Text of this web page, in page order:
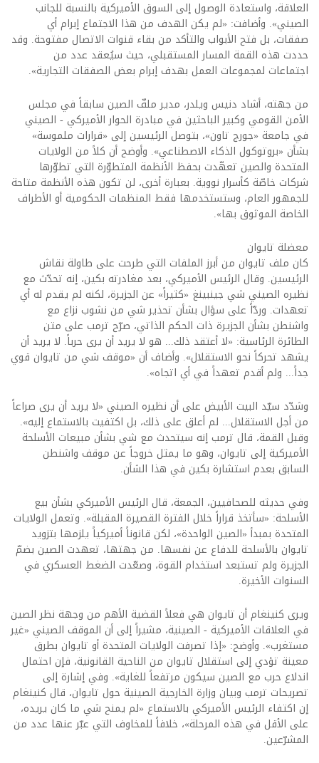
العلاقة، واستعادة الوصول إلى السوق الأميركية بالنسبة للجانب
الصيني». وأضافت: «لم يكن الهدف من هذا الاجتماع إبرام أي
صفقات، بل فتح الأبواب والتأكد من بقاء قنوات الاتصال مفتوحة. وقد
حددت هذه القمة المسار المستقبلي، حيث سيُعقد عدد من
اجتماعات لمجموعات العمل بهدف إبرام بعض الصفقات التجارية».
من جهته، أشاد دنيس ويلدر، مدير ملفّ الصين سابقاً في مجلس
الأمن القومي وكبير الباحثين في مبادرة الحوار الأميركي - الصيني
في جامعة «جورج تاون»، بتوصل الرئيسين إلى «قرارات ملموسة»
بشأن «بروتوكول الذكاء الاصطناعي». وأوضح أن كلاً من الولايات
المتحدة والصين تعهّدت بحفظ الأنظمة المتطوّرة التي تطوّرها
شركات خاصّة كأسرار نووية. بعبارة أخرى، لن تكون هذه الأنظمة متاحة
للجمهور العام، وستستخدمها فقط المنظمات الحكومية أو الأطراف
الخاصة الموثوق بها».
معضلة تايوان
كان ملف تايوان من أبرز الملفات التي طرحت على طاولة نقاش
الرئيسين. وقال الرئيس الأميركي، بعد مغادرته بكين، إنه تحدّث مع
نظيره الصيني شي جينبينغ «كثيراً» عن الجزيرة، لكنه لم يقدم له أي
تعهدات. وردّاً على سؤال بشأن تحذير شي من نشوب نزاع مع
واشنطن بشأن الجزيرة ذات الحكم الذاتي، صرّح ترمب على متن
الطائرة الرئاسية: «لا أعتقد ذلك... هو لا يريد أن يرى حرباً. لا يريد أن
يشهد تحركاً نحو الاستقلال». وأضاف أن «موقف شي من تايوان قوي
جداً... ولم أقدم تعهداً في أي اتجاه».
وشدّد سيّد البيت الأبيض على أن نظيره الصيني «لا يريد أن يرى صراعاً
من أجل الاستقلال... لم أعلق على ذلك، بل اكتفيت بالاستماع إليه».
وقبل القمة، قال ترمب إنه سيتحدث مع شي بشأن مبيعات الأسلحة
الأميركية إلى تايوان، وهو ما يمثل خروجاً عن موقف واشنطن
السابق بعدم استشارة بكين في هذا الشأن.
وفي حديثه للصحافيين، الجمعة، قال الرئيس الأميركي بشأن بيع
الأسلحة: «سأتخذ قراراً خلال الفترة القصيرة المقبلة». وتعمل الولايات
المتحدة بمبدأ «الصين الواحدة»، لكن قانوناً أميركياً يلزمها بتزويد
تايوان بالأسلحة للدفاع عن نفسها. من جهتها، تعهدت الصين بضمّ
الجزيرة ولم تستبعد استخدام القوة، وصعّدت الضغط العسكري في
السنوات الأخيرة.
ويرى كنينغام أن تايوان هي فعلاً القضية الأهم من وجهة نظر الصين
في العلاقات الأميركية - الصينية، مشيراً إلى أن الموقف الصيني «غير
مستغرب». وأوضح: «إذا تصرفت الولايات المتحدة أو تايوان بطرق
معينة تؤدي إلى استقلال تايوان من الناحية القانونية، فإن احتمال
اندلاع حرب مع الصين سيكون مرتفعاً للغاية». وفي إشارة إلى
تصريحات ترمب وبيان وزارة الخارجية الصينية حول تايوان، قال كنينغام
إن اكتفاء الرئيس الأميركي بالاستماع «لم يمنح شي ما كان يريده،
على الأقل في هذه المرحلة»، خلافاً للمخاوف التي عبّر عنها عدد من
المشرّعين.